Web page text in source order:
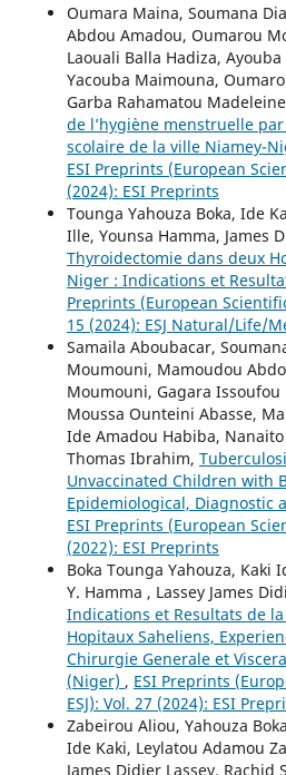
Oumara Maina, Soumana
Abdou Amadou, Oumarou
Laouali Balla Hadiza,
Yacouba Maimouna,
Garba Rahamatou
de l’hygiène menstruelle
scolaire de la ville Niamey-
ESI Preprints (European
(2024): ESI Preprints
Tounga Yahouza Boka, Ide
Ille, Younsa Hamma, James
Thyroidectomie dans deux
Niger : Indications et
Preprints (European
15 (2024): ESJ Natural/Life/
Samaila Aboubacar,
Moumouni, Mamoudou
Moumouni, Gagara
Moussa Ounteini Abasse,
Ide Amadou Habiba,
Thomas Ibrahim,
Unvaccinated Children with
Epidemiological, Diagnostic
ESI Preprints (European
(2022): ESI Preprints
Boka Tounga Yahouza, Kaki
Y. Hamma , Lassey James
Indications et Resultats de
Hopitaux Saheliens,
Chirurgie Generale et
(Niger) , ESI Preprints
ESJ): Vol. 27 (2024): ESI
Zabeirou Aliou, Yahouza
Ide Kaki, Leylatou Adamou
James Didier Lassey, Rachid